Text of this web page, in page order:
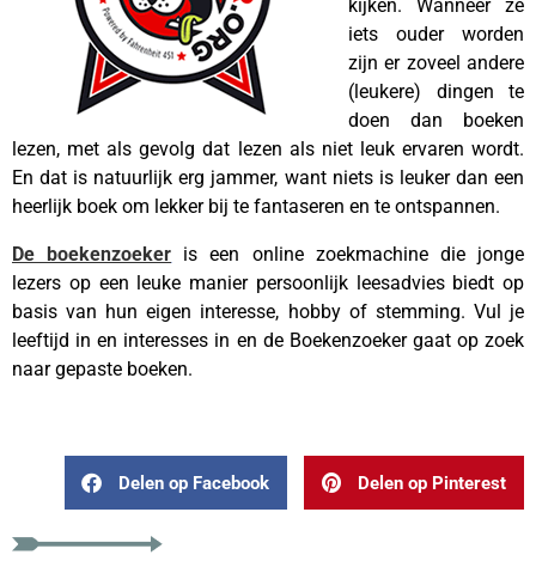
kijken. Wanneer ze
iets ouder worden
zijn er zoveel andere
(leukere) dingen te
doen dan boeken
lezen, met als gevolg dat lezen als niet leuk ervaren wordt.
En dat is natuurlijk erg jammer, want niets is leuker dan een
heerlijk boek om lekker bij te fantaseren en te ontspannen.
De boekenzoeker is een online zoekmachine die jonge
lezers op een leuke manier persoonlijk leesadvies biedt op
basis van hun eigen interesse, hobby of stemming. Vul je
leeftijd in en interesses in en de Boekenzoeker gaat op zoek
naar gepaste boeken.
Delen op Facebook Delen op Pinterest